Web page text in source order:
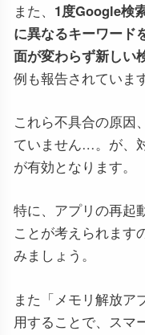
また、 1度Google検
に異なるキーワード
面が変わらず新しい
例も報告されています
これら不具合の原因
ていません…。が、
が有効となります。
特に、アプリの再起
ことが考えられます
みましょう。
また「メモリ解放ア
用することで、スマ